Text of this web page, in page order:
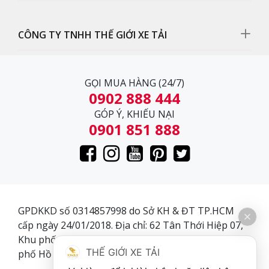
tốt, góc chiếu sáng rộng
CÔNG TY TNHH THẾ GIỚI XE TẢI
GỌI MUA HÀNG (24/7)
0902 888 444
GÓP Ý, KHIẾU NẠI
0901 851 888
GPDKKD số 0314857998 do Sở KH & ĐT TP.HCM
cấp ngày 24/01/2018. Địa chỉ: 62 Tân Thới Hiệp 07,
Khu phố 3, Phường Tân Thới Hiệp, Quận 12, Thành
phố Hồ Chí Minh, Việt Nam.
THẾ GIỚI XE TẢI